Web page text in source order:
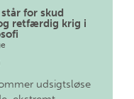
for skud
retfærdig krig i
udsigtsløse